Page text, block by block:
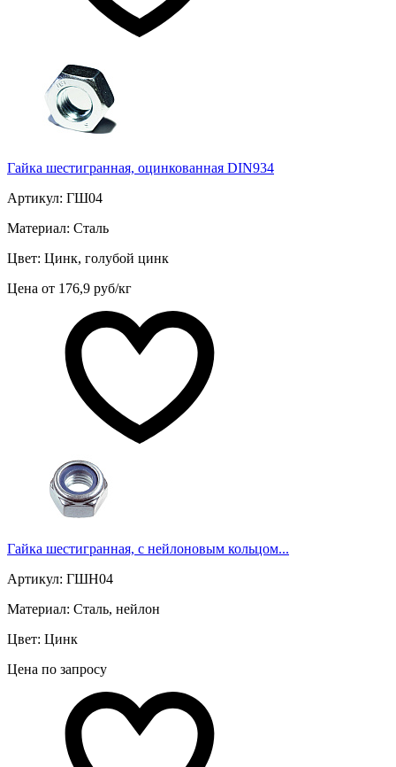
Гайка шестигранная, оцинкованная DIN934
Артикул: ГШ04
Материал: Сталь
Цвет: Цинк, голубой цинк
Цена от 176,9 руб/кг
Гайка шестигранная, с нейлоновым кольцом...
Артикул: ГШН04
Материал: Сталь, нейлон
Цвет: Цинк
Цена по запросу